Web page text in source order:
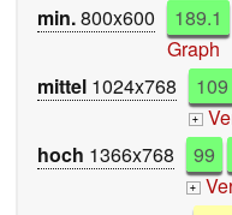
min.800x600 189.1
Graph
mittel 1024x768 109
+
hoch 1366x768 99
+